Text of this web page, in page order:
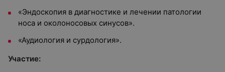
«Эндоскопия в диагностике и лечении патологии
носа и околоносовых синусов».
«Аудиология и сурдология».
Участие: